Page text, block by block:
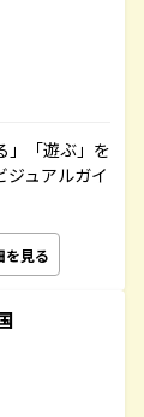
」「遊ぶ」を
ュアルガイ
を見る